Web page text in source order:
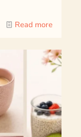
Read more